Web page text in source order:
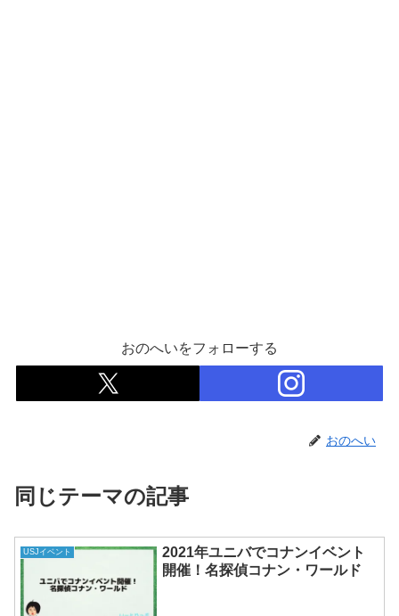
おのへいをフォローする
おのへい
同じテーマの記事
USJイベント
2021年ユニバでコナンイベント
開催！名探偵コナン・ワールド